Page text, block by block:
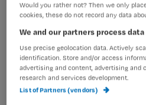
Als abonnee van
korting op
door Nursing.
actuele congressen
prijsvoordeel.
Would you rather not? Then we only
cookies, these do not record any data
We and our partners process
Use precise geolocation data. Actively
identification. Store and/or access
advertising and content, advertising and
research and services development.
List of Partners (vendors)